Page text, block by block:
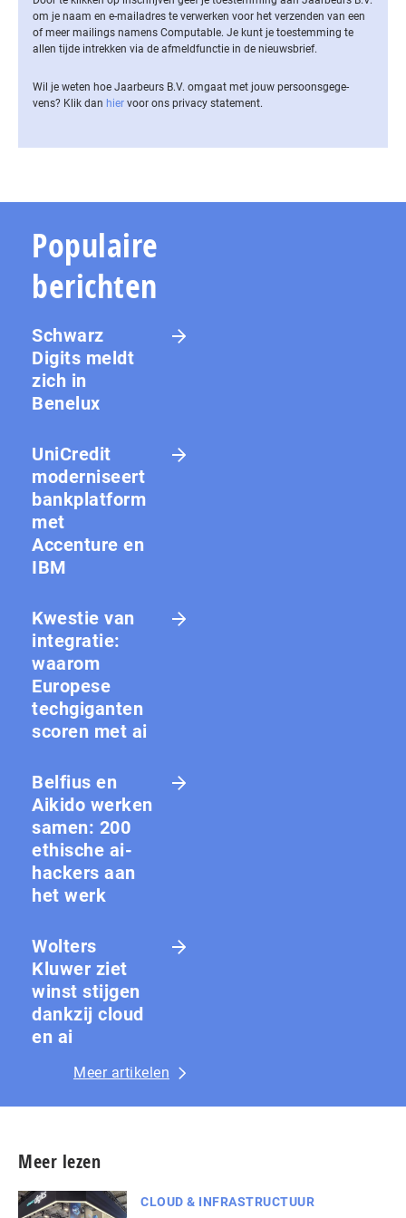
om je naam en e-mailadres te verwerken voor het verzenden van een
of meer mailings namens Computable. Je kunt je toestemming te
allen tijde intrekken via de af­meld­func­tie in de nieuwsbrief.
Wil je weten hoe Jaarbeurs B.V. omgaat met jouw per­soons­ge­ge­
vens? Klik dan hier voor ons privacy statement.
Populaire
berichten
Schwarz
Digits meldt
zich in
Benelux
UniCredit
moderniseert
bankplatform
met
Accenture en
IBM
Kwestie van
integratie:
waarom
Europese
techgiganten
scoren met ai
Belfius en
Aikido werken
samen: 200
ethische ai-
hackers aan
het werk
Wolters
Kluwer ziet
winst stijgen
dankzij cloud
en ai
Meer artikelen
Meer lezen
CLOUD & INFRASTRUCTUUR